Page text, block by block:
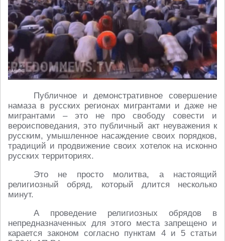
Публичное и демонстративное совершение
намаза в русских регионах мигрантами и даже не
мигрантами – это не про свободу совести и
вероисповедания, это публичный акт неуважения к
русским, умышленное насаждение своих порядков,
традиций и продвижение своих хотелок на исконно
русских территориях.
Это не просто молитва, а настоящий
религиозный обряд, который длится несколько
минут.
А проведение религиозных обрядов в
непредназначенных для этого места запрещено и
карается законом согласно пунктам 4 и 5 статьи